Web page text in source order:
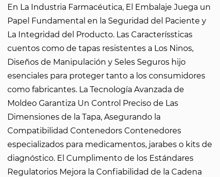
En La Industria Farmacéutica, El Embalaje Juega un
Papel Fundamental en la Seguridad del Paciente y
La Integridad del Producto. Las Caracteríssticas
cuentos como de tapas resistentes a Los Ninos,
Diseños de Manipulación y Seles Seguros hijo
esenciales para proteger tanto a los consumidores
como fabricantes. La Tecnología Avanzada de
Moldeo Garantiza Un Control Preciso de Las
Dimensiones de la Tapa, Asegurando la
Compatibilidad Contenedors Contenedores
especializados para medicamentos, jarabes o kits de
diagnóstico. El Cumplimento de los Estándares
Regulatorios Mejora la Confiabilidad de la Cadena